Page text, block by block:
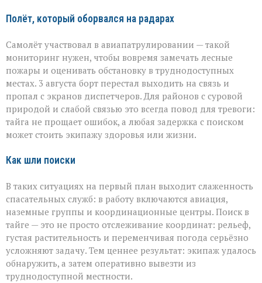
Полёт, который оборвался на радарах
Самолёт участвовал в авиапатрулировании — такой
мониторинг нужен, чтобы вовремя замечать лесные
пожары и оценивать обстановку в труднодоступных
местах. 3 августа борт перестал выходить на связь и
пропал с экранов диспетчеров. Для районов с суровой
природой и слабой связью это всегда повод для тревоги:
тайга не прощает ошибок, а любая задержка с поиском
может стоить экипажу здоровья или жизни.
Как шли поиски
В таких ситуациях на первый план выходит слаженность
спасательных служб: в работу включаются авиация,
наземные группы и координационные центры. Поиск в
тайге — это не просто отслеживание координат: рельеф,
густая растительность и переменчивая погода серьёзно
усложняют задачу. Тем ценнее результат: экипаж удалось
обнаружить, а затем оперативно вывезти из
труднодоступной местности.